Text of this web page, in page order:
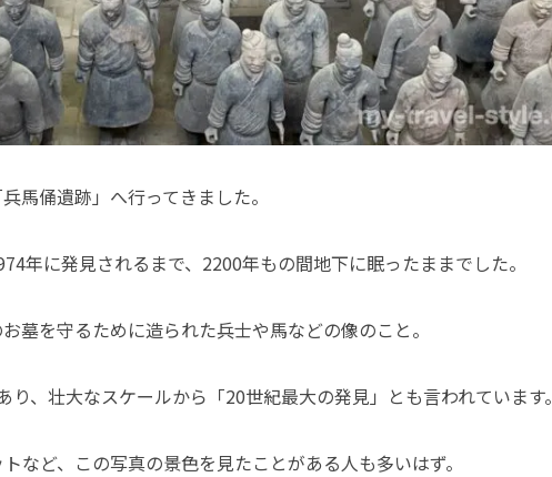
馬俑遺跡」へ行ってきました。
年に発見されるまで、2200年もの間地下に眠ったままでした。
墓を守るために造られた兵士や馬などの像のこと。
り、壮大なスケールから「20世紀最大の発見」とも言われています。
など、この写真の景色を見たことがある人も多いはず。